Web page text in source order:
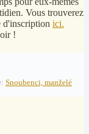
Vous trouverez
d'inscription ici.
!
Snoubenci, manželé